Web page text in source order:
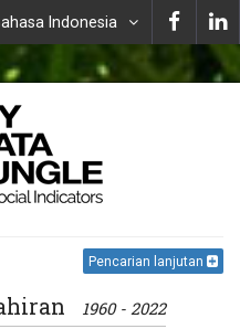
Indonesia
Pencarian lanjutan
1960 - 2022